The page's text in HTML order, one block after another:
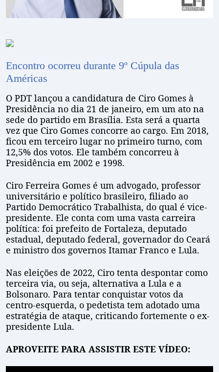
Encontro ocorreu durante 9º Cúpula das
Américas
O PDT lançou a candidatura de Ciro Gomes à
Presidência no dia 21 de janeiro, em um ato na
sede do partido em Brasília. Esta será a quarta
vez que Ciro Gomes concorre ao cargo. Em 2018,
ficou em terceiro lugar no primeiro turno, com
12,5% dos votos. Ele também concorreu à
Presidência em 2002 e 1998.
Ciro Ferreira Gomes é um advogado, professor
universitário e político brasileiro, filiado ao
Partido Democrático Trabalhista, do qual é vice-
presidente. Ele conta com uma vasta carreira
política: foi prefeito de Fortaleza, deputado
estadual, deputado federal, governador do Ceará
e ministro dos governos Itamar Franco e Lula.
Nas eleições de 2022, Ciro tenta despontar como
terceira via, ou seja, alternativa a Lula e a
Bolsonaro. Para tentar conquistar votos da
centro-esquerda, o pedetista tem adotado uma
estratégia de ataque, criticando fortemente o ex-
presidente Lula.
APROVEITE PARA ASSISTIR ESTE VÍDEO: